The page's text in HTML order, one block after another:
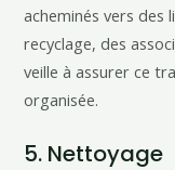
acheminés vers des
recyclage, des
veille à assurer ce
organisée.
5. Nettoyage